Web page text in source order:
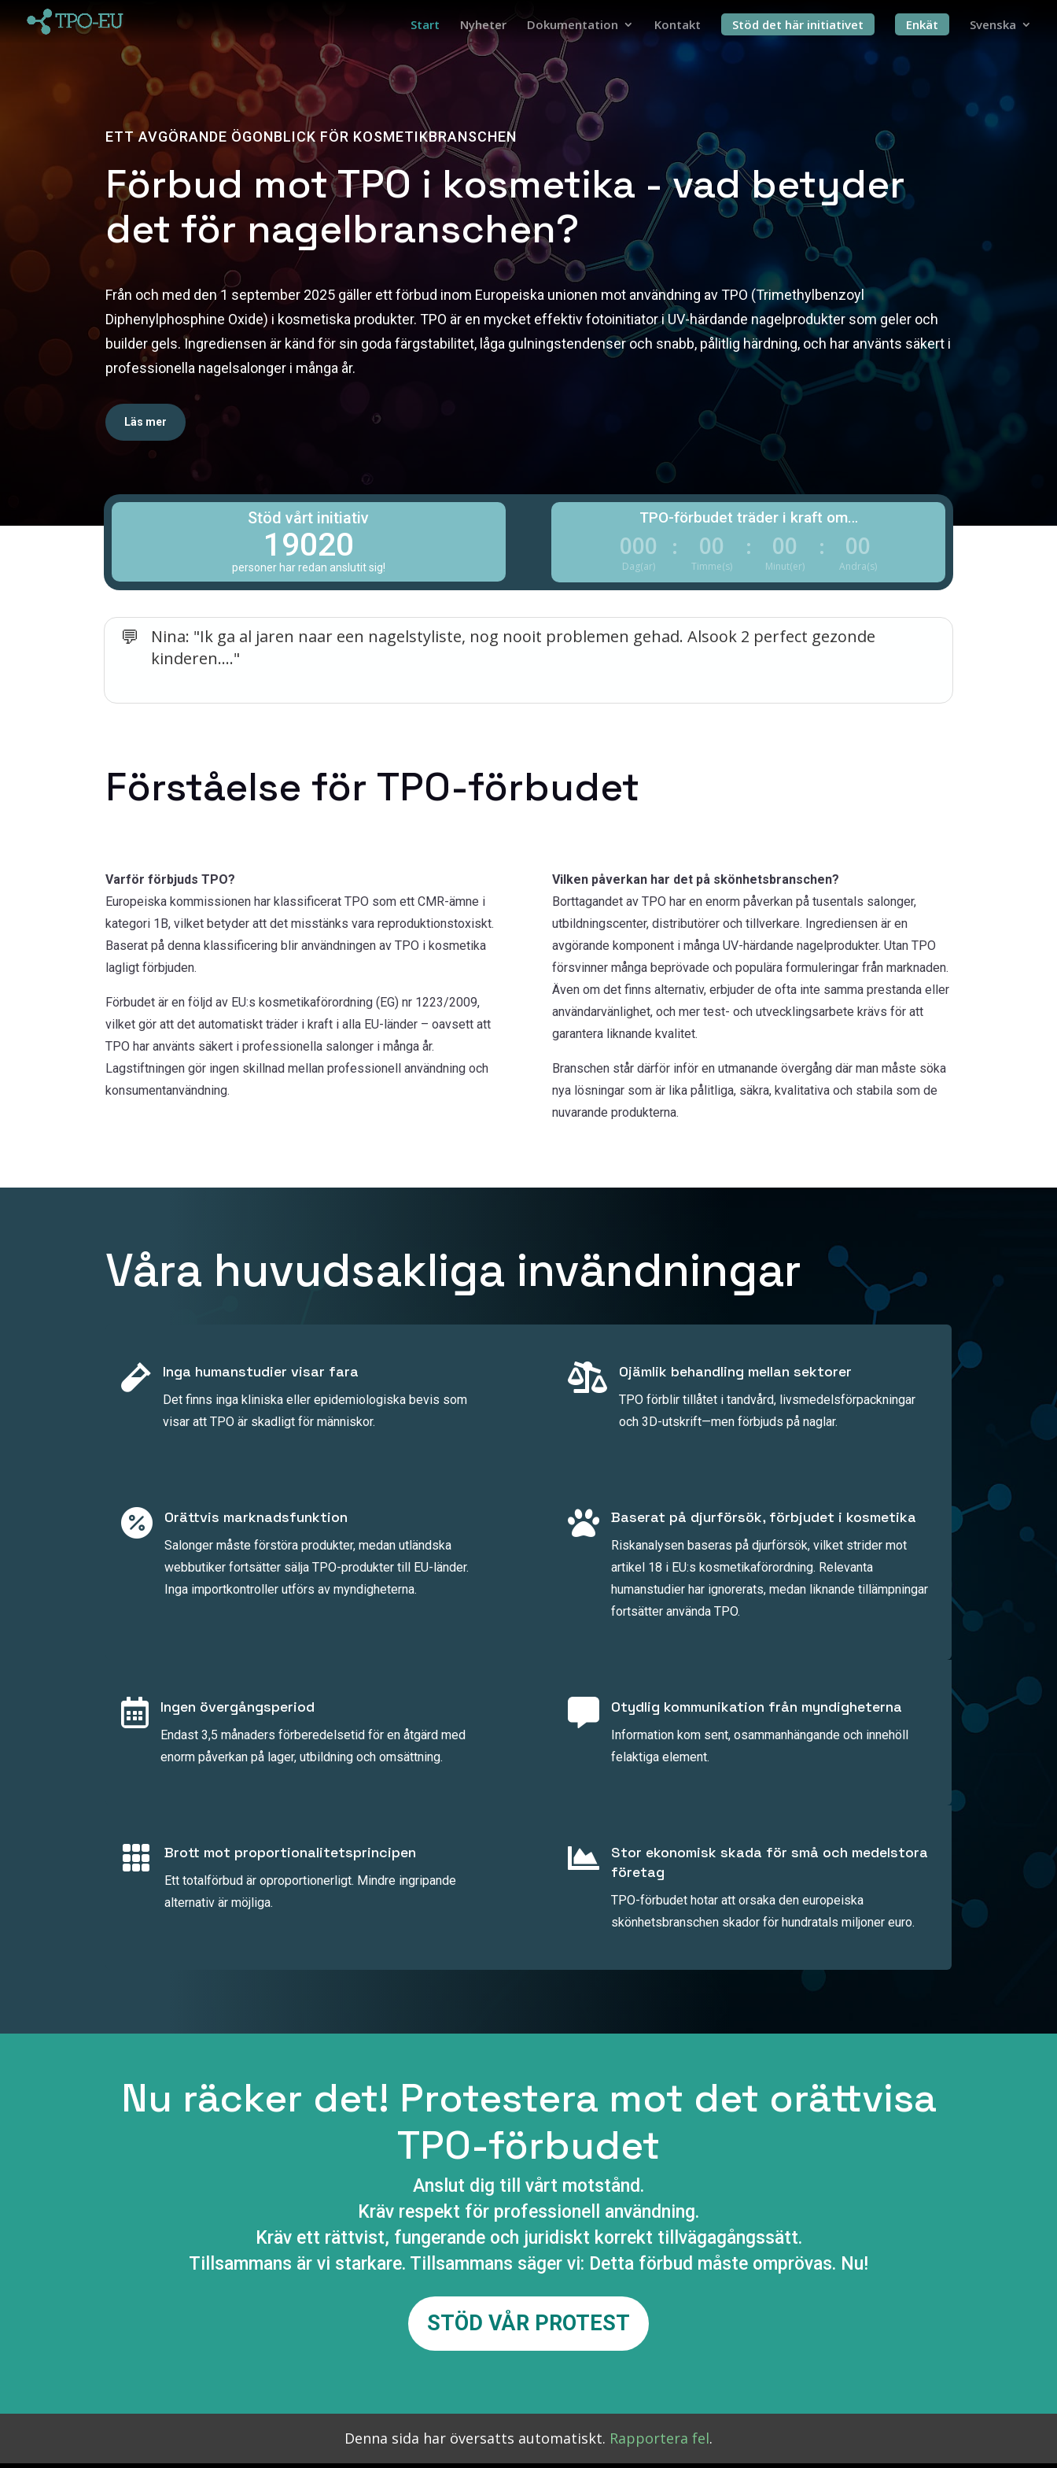
Start Nyheter Dokumentation Kontakt Stöd det här initiativet Enkät Svenska
ETT AVGÖRANDE ÖGONBLICK FÖR KOSMETIKBRANSCHEN
Förbud mot TPO i kosmetika - vad betyder
det för nagelbranschen?
Från och med den 1 september 2025 gäller ett förbud inom Europeiska unionen mot användning av TPO (Trimethylbenzoyl
Diphenylphosphine Oxide) i kosmetiska produkter. TPO är en mycket effektiv fotoinitiator i UV-härdande nagelprodukter som geler och
builder gels. Ingrediensen är känd för sin goda färgstabilitet, låga gulningstendenser och snabb, pålitlig härdning, och har använts säkert i
professionella nagelsalonger i många år.
Läs mer
Stöd vårt initiativ
19020
personer har redan anslutit sig!
TPO-förbudet träder i kraft om…
000
Dag(ar)
: 00
Timme(s)
: 00
Minut(er)
: 00
Andra(s)
Nina: "Ik ga al jaren naar een nagelstyliste, nog nooit problemen gehad. Alsook 2 perfect gezonde
kinderen...."
Förståelse för TPO-förbudet
Varför förbjuds TPO?
Europeiska kommissionen har klassificerat TPO som ett CMR-ämne i
kategori 1B, vilket betyder att det misstänks vara reproduktionstoxiskt.
Baserat på denna klassificering blir användningen av TPO i kosmetika
lagligt förbjuden.
Förbudet är en följd av EU:s kosmetikaförordning (EG) nr 1223/2009,
vilket gör att det automatiskt träder i kraft i alla EU-länder – oavsett att
TPO har använts säkert i professionella salonger i många år.
Lagstiftningen gör ingen skillnad mellan professionell användning och
konsumentanvändning.
Vilken påverkan har det på skönhetsbranschen?
Borttagandet av TPO har en enorm påverkan på tusentals salonger,
utbildningscenter, distributörer och tillverkare. Ingrediensen är en
avgörande komponent i många UV-härdande nagelprodukter. Utan TPO
försvinner många beprövade och populära formuleringar från marknaden.
Även om det finns alternativ, erbjuder de ofta inte samma prestanda eller
användarvänlighet, och mer test- och utvecklingsarbete krävs för att
garantera liknande kvalitet.
Branschen står därför inför en utmanande övergång där man måste söka
nya lösningar som är lika pålitliga, säkra, kvalitativa och stabila som de
nuvarande produkterna.
Våra huvudsakliga invändningar
 Inga humanstudier visar fara
Det finns inga kliniska eller epidemiologiska bevis som
visar att TPO är skadligt för människor.
 Ojämlik behandling mellan sektorer
TPO förblir tillåtet i tandvård, livsmedelsförpackningar
och 3D-utskrift—men förbjuds på naglar.
 Orättvis marknadsfunktion
Salonger måste förstöra produkter, medan utländska
webbutiker fortsätter sälja TPO-produkter till EU-länder.
Inga importkontroller utförs av myndigheterna.
 Baserat på djurförsök, förbjudet i kosmetika
Riskanalysen baseras på djurförsök, vilket strider mot
artikel 18 i EU:s kosmetikaförordning. Relevanta
humanstudier har ignorerats, medan liknande tillämpningar
fortsätter använda TPO.
 Ingen övergångsperiod
Endast 3,5 månaders förberedelsetid för en åtgärd med
enorm påverkan på lager, utbildning och omsättning.
 Otydlig kommunikation från myndigheterna
Information kom sent, osammanhängande och innehöll
felaktiga element.
 Brott mot proportionalitetsprincipen
Ett totalförbud är oproportionerligt. Mindre ingripande
alternativ är möjliga.

Stor ekonomisk skada för små och medelstora
företag
TPO-förbudet hotar att orsaka den europeiska
skönhetsbranschen skador för hundratals miljoner euro.
Nu räcker det! Protestera mot det orättvisa
TPO-förbudet
Anslut dig till vårt motstånd.
Kräv respekt för professionell användning.
Kräv ett rättvist, fungerande och juridiskt korrekt tillvägagångssätt.
Tillsammans är vi starkare. Tillsammans säger vi: Detta förbud måste omprövas. Nu!
STÖD VÅR PROTEST
Denna sida har översatts automatiskt. Rapportera fel.